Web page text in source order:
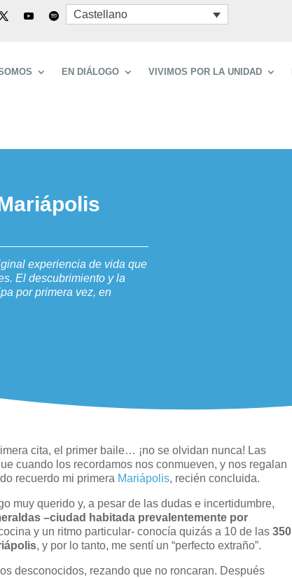
Castellano
EN DIÁLOGO VIVIMOS POR LA UNIDAD
experiencia de vida que
El descubrimiento y la
por primera vez, en
cita, el primer baile… ¡no se olvidan nunca! Las
cuando los recordamos nos conmueven, y nos regalan
recuerdo mi primera Mariápolis, recién concluida.
muy querido y, a pesar de las dudas e incertidumbre,
–ciudad habitada prevalentemente por
y un ritmo particular- conocía quizás a 10 de las 350
, y por lo tanto, me sentí un “perfecto extraño”.
desconocidos, rezando que no roncaran. Después